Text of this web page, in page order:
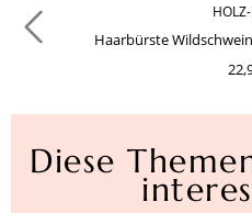
Haarbürste
Diese